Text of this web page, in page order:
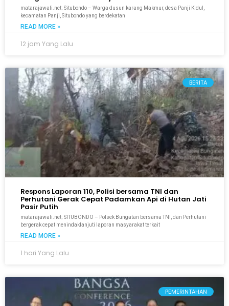
matarajawali.net; Situbondo – Warga dusun karang Makmur, desa Panji Kidul,
kecamatan Panji, Situbondo yang berdekatan
READ MORE »
12 jam Yang Lalu
BERITA
Respons Laporan 110, Polisi bersama TNI dan
Perhutani Gerak Cepat Padamkan Api di Hutan Jati
Pasir Putih
matarajawali.net; SITUBONDO – Polsek Bungatan bersama TNI, dan Perhutani
bergerak cepat menindaklanjuti laporan masyarakat terkait
READ MORE »
1 hari Yang Lalu
PEMERINTAHAN